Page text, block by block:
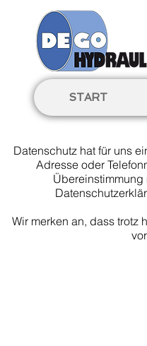
START
Datenschutz hat für uns
Adresse oder
Wir merken an, dass trotz